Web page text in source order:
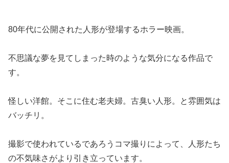
80年代に公開された人形が登場するホラー映画。
不思議な夢を見てしまった時のような気分になる作品で
す。
怪しい洋館。そこに住む老夫婦。古臭い人形。と雰囲気は
バッチリ。
撮影で使われているであろうコマ撮りによって、人形たち
の不気味さがより引き立っています。